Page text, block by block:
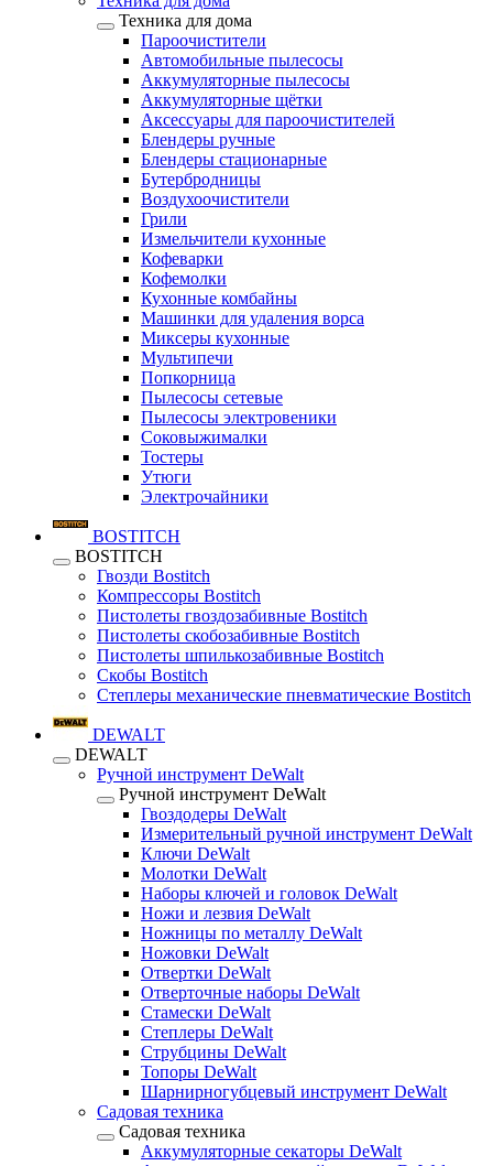
Техника для дома
Пароочистители
Автомобильные пылесосы
Аккумуляторные пылесосы
Аккумуляторные щётки
Аксессуары для пароочистителей
Блендеры ручные
Блендеры стационарные
Бутербродницы
Воздухоочистители
Грили
Измельчители кухонные
Кофеварки
Кофемолки
Кухонные комбайны
Машинки для удаления ворса
Миксеры кухонные
Мультипечи
Попкорница
Пылесосы сетевые
Пылесосы электровеники
Соковыжималки
Тостеры
Утюги
Электрочайники
BOSTITCH
BOSTITCH
Гвозди Bostitch
Компрессоры Bostitch
Пистолеты гвоздозабивные Bostitch
Пистолеты скобозабивные Bostitch
Пистолеты шпилькозабивные Bostitch
Скобы Bostitch
Степлеры механические пневматические Bostitch
DEWALT
DEWALT
Ручной инструмент DeWalt
Ручной инструмент DeWalt
Гвоздодеры DeWalt
Измерительный ручной инструмент DeWalt
Ключи DeWalt
Молотки DeWalt
Наборы ключей и головок DeWalt
Ножи и лезвия DeWalt
Ножницы по металлу DeWalt
Ножовки DeWalt
Отвертки DeWalt
Отверточные наборы DeWalt
Стамески DeWalt
Степлеры DeWalt
Струбцины DeWalt
Топоры DeWalt
Шарнирногубцевый инструмент DeWalt
Садовая техника
Садовая техника
Аккумуляторные секаторы DeWalt